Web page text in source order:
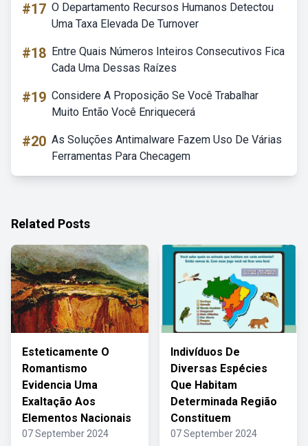
#17 O Departamento Recursos Humanos Detectou
Uma Taxa Elevada De Turnover
#18 Entre Quais Números Inteiros Consecutivos Fica
Cada Uma Dessas Raízes
#19 Considere A Proposição Se Você Trabalhar
Muito Então Você Enriquecerá
#20 As Soluções Antimalware Fazem Uso De Várias
Ferramentas Para Checagem
Related Posts
Esteticamente O
Romantismo
Evidencia Uma
Exaltação Aos
Elementos Nacionais
07 September 2024
Indivíduos De
Diversas Espécies
Que Habitam
Determinada Região
Constituem
07 September 2024